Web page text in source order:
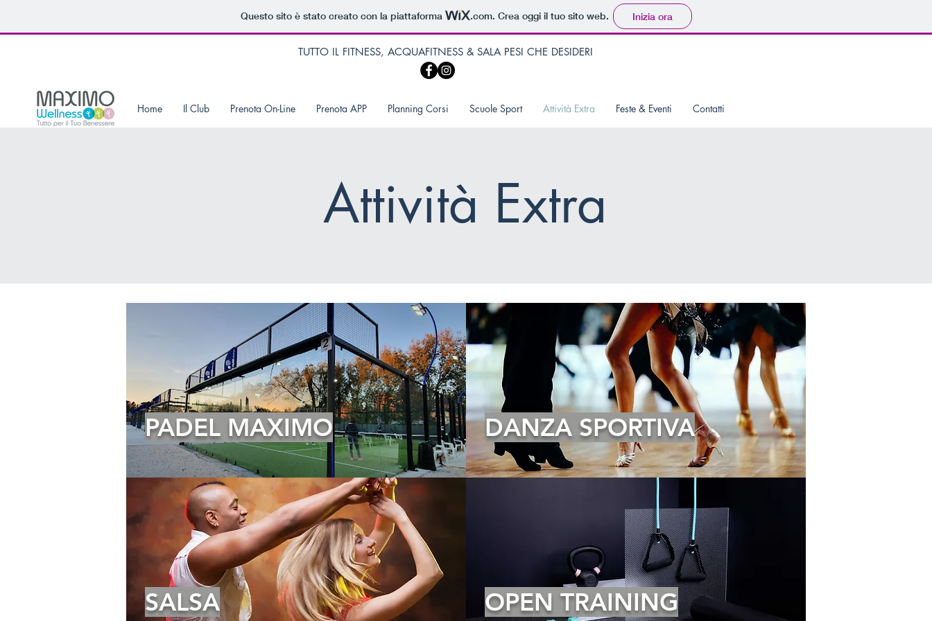
Questo sito è stato creato con la piattaforma .com. Crea oggi il tuo sito web. Inizia ora
TUTTO IL FITNESS, ACQUAFITNESS & SALA PESI CHE DESIDERI
Home Il Club Prenota On-Line Prenota APP Planning Corsi Scuole Sport Attività Extra Feste & Eventi Contatti
Attività Extra
PADEL MAXIMO
SALSA
DANZA SPORTIVA
OPEN TRAINING